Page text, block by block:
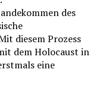
des
diesem Prozess
dem Holocaust in
eine